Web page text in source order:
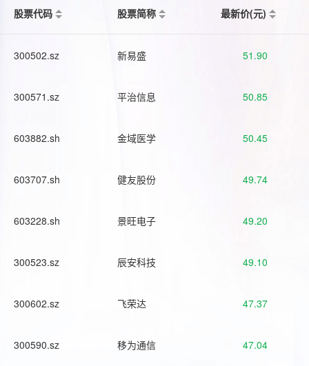
股票代码
股票简称 最新价(元)
300502.sz 新易盛 51.90
300571.sz 平治信息 50.85
603882.sh 金域医学 50.45
603707.sh 健友股份 49.74
603228.sh 景旺电子 49.20
300523.sz 辰安科技 49.10
300602.sz 飞荣达 47.37
300590.sz 移为通信 47.04